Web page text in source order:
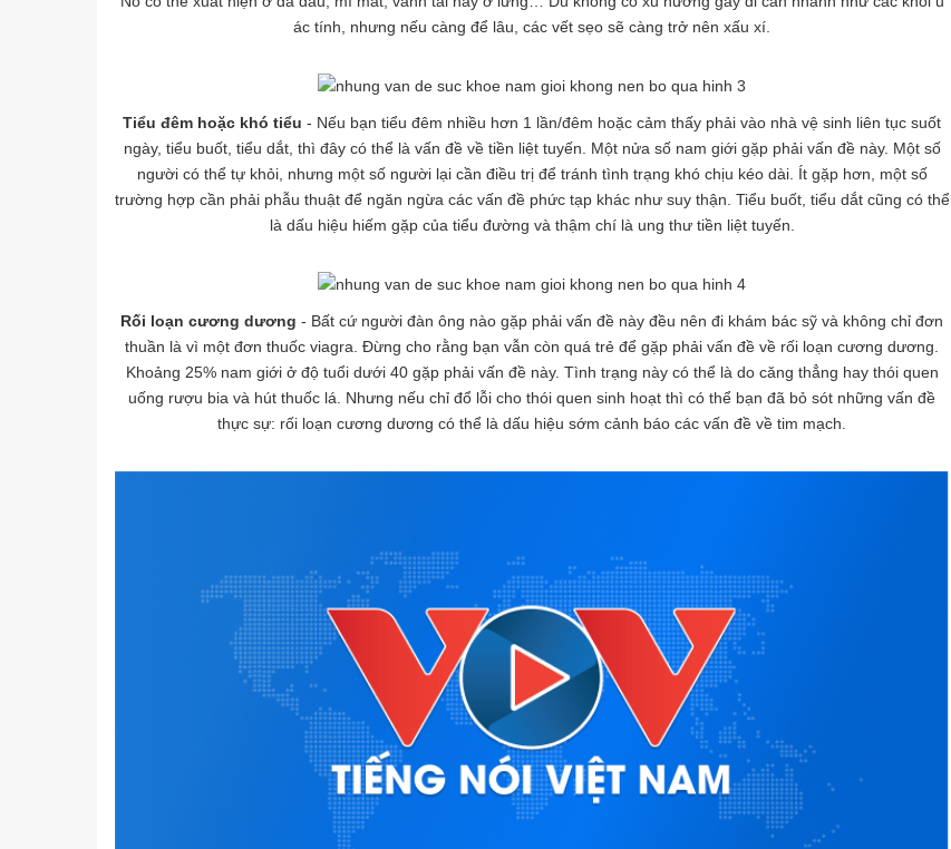
ác tính, nhưng nếu càng để lâu, các vết sẹo sẽ càng trở nên xấu xí.
Tiểu đêm hoặc khó tiểu - Nếu bạn tiểu đêm nhiều hơn 1 lần/đêm hoặc cảm thấy phải vào nhà vệ sinh liên tục suốt
ngày, tiểu buốt, tiểu dắt, thì đây có thể là vấn đề về tiền liệt tuyến. Một nửa số nam giới gặp phải vấn đề này. Một số
người có thể tự khỏi, nhưng một số người lại cần điều trị để tránh tình trạng khó chịu kéo dài. Ít gặp hơn, một số
trường hợp cần phải phẫu thuật để ngăn ngừa các vấn đề phức tạp khác như suy thận. Tiểu buốt, tiểu dắt cũng có thể
là dấu hiệu hiếm gặp của tiểu đường và thậm chí là ung thư tiền liệt tuyến.
Rối loạn cương dương - Bất cứ người đàn ông nào gặp phải vấn đề này đều nên đi khám bác sỹ và không chỉ đơn
thuần là vì một đơn thuốc viagra. Đừng cho rằng bạn vẫn còn quá trẻ để gặp phải vấn đề về rối loạn cương dương.
Khoảng 25% nam giới ở độ tuổi dưới 40 gặp phải vấn đề này. Tình trạng này có thể là do căng thẳng hay thói quen
uống rượu bia và hút thuốc lá. Nhưng nếu chỉ đổ lỗi cho thói quen sinh hoạt thì có thể bạn đã bỏ sót những vấn đề
thực sự: rối loạn cương dương có thể là dấu hiệu sớm cảnh báo các vấn đề về tim mạch.